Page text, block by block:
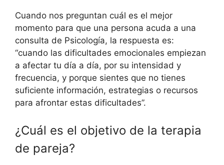
Cuando nos preguntan cuál es el mejor
momento para que una persona acuda a una
consulta de Psicología, la respuesta es:
“cuando las dificultades emocionales empiezan
a afectar tu día a día, por su intensidad y
frecuencia, y porque sientes que no tienes
suficiente información, estrategias o recursos
para afrontar estas dificultades”.
¿Cuál es el objetivo de la terapia
de pareja?